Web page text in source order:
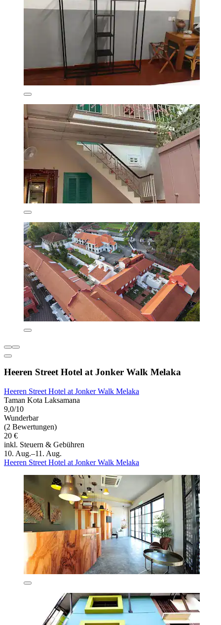
Heeren Street Hotel at Jonker Walk Melaka
Heeren Street Hotel at Jonker Walk Melaka
Taman Kota Laksamana
9,0/10
Wunderbar
(2 Bewertungen)
20 €
inkl. Steuern & Gebühren
10. Aug.–11. Aug.
Heeren Street Hotel at Jonker Walk Melaka